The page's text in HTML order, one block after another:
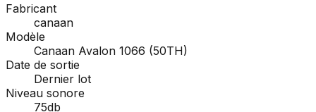
Fabricant
canaan
Modèle
Canaan Avalon 1066 (50TH)
Date de sortie
Dernier lot
Niveau sonore
75db